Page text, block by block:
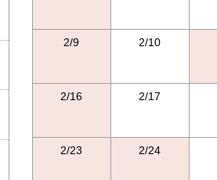
2/9 2/10
2/16 2/17
2/23 2/24